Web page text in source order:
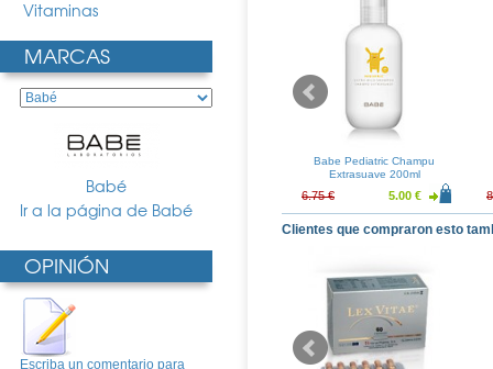
Vitaminas
MARCAS
Babé
Ir a la página de Babé
OPINIÓN
Escriba un comentario para
500ml
Babe Gel Higiene Intima
9.85 €
Babe Pediatric Champu
Extrasuave 200ml
6.75 € 5.00 €
Clientes que compraron esto